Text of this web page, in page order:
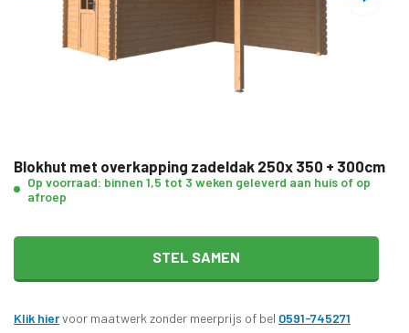
Blokhut met overkapping zadeldak 250x 350 + 300cm
Op voorraad: binnen 1,5 tot 3 weken geleverd aan huis of op
afroep
STEL SAMEN
Klik hiervoor maatwerk zonder meerprijs of bel 0591-745271